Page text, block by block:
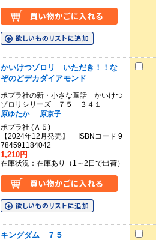
かいけつゾロリ いただき！！な
ぞのどデカダイアモンド
ポプラ社の新・小さな童話 かいけつ
ゾロリシリーズ ７５ ３４１
原ゆたか
原京子
ポプラ社 (Ａ５)
【2024年12月発売】 ISBNコード 9
784591184042
1,210円
在庫状況：在庫あり（1～2日で出荷）
キングダム ７５